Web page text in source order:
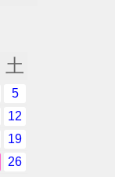
土
5
12
19
26